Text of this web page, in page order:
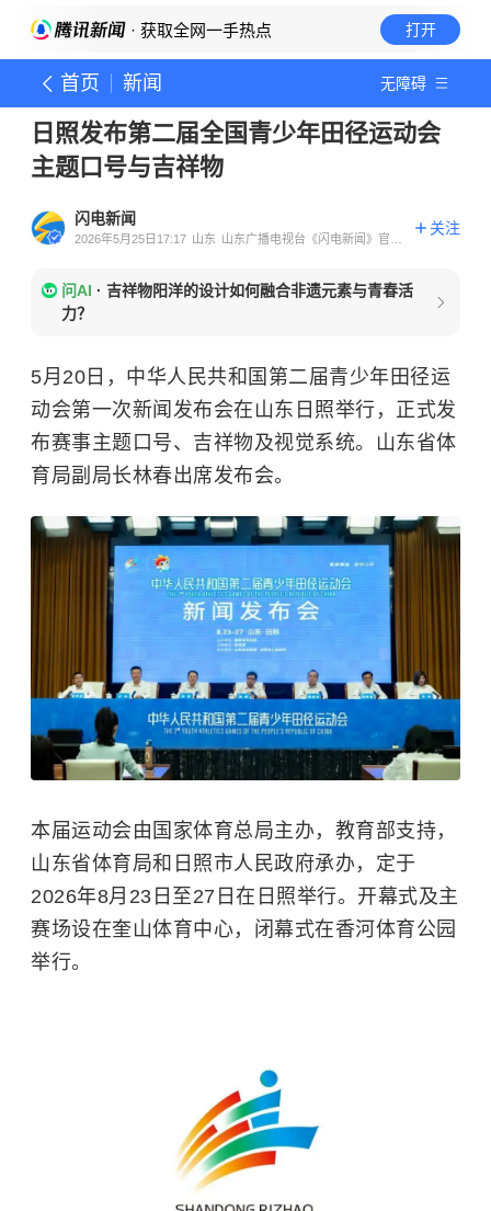
· 获取全网一手热点 打开
首页 新闻 无障碍
日照发布第二届全国青少年田径运动会
主题口号与吉祥物
闪电新闻
2026年5月25日17:17 山东 山东广播电视台《闪电新闻》官方
关注
问AI · 吉祥物阳洋的设计如何融合非遗元素与青春活
力？
5月20日，中华人民共和国第二届青少年田径运
动会第一次新闻发布会在山东日照举行，正式发
布赛事主题口号、吉祥物及视觉系统。山东省体
育局副局长林春出席发布会。
本届运动会由国家体育总局主办，教育部支持，
山东省体育局和日照市人民政府承办，定于
2026年8月23日至27日在日照举行。开幕式及主
赛场设在奎山体育中心，闭幕式在香河体育公园
举行。